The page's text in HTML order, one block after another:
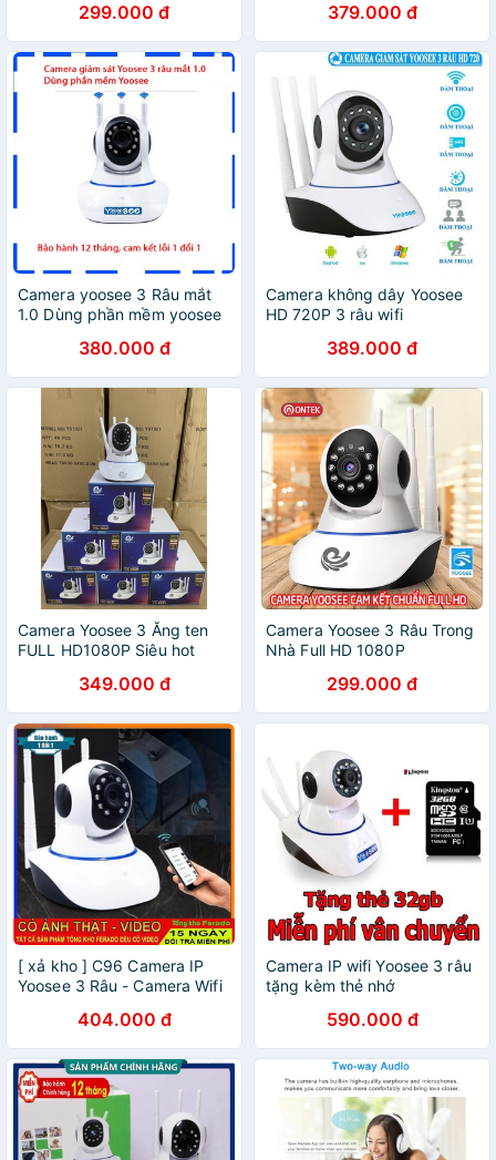
299.000 đ
3 râu 2021 cao cấp giá rẻ
379.000 đ
Camera yoosee 3 Râu mắt
1.0 Dùng phần mềm yoosee
380.000 đ
Camera không dây Yoosee
HD 720P 3 râu wifi
389.000 đ
Camera Yoosee 3 Ăng ten
FULL HD1080P Siêu hot
349.000 đ
Camera Yoosee 3 Râu Trong
Nhà Full HD 1080P
299.000 đ
[ xả kho ] C96 Camera IP
Yoosee 3 Râu - Camera Wifi
- Siêu Nét404.000 đ
Camera IP wifi Yoosee 3 râu
tặng kèm thẻ nhớ
590.000 đ